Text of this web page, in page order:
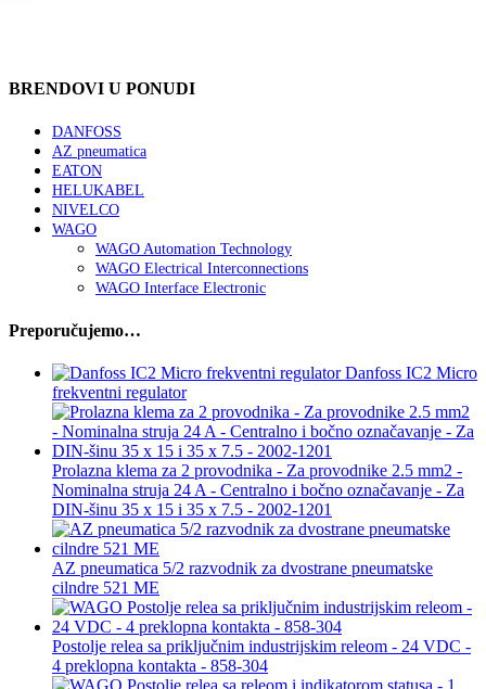
BRENDOVI U PONUDI
DANFOSS
AZ pneumatica
EATON
HELUKABEL
NIVELCO
WAGO
WAGO Automation Technology
WAGO Electrical Interconnections
WAGO Interface Electronic
Preporučujemo…
Danfoss IC2 Micro
frekventni regulator
Prolazna klema za 2 provodnika - Za provodnike 2.5 mm2 -
Nominalna struja 24 A - Centralno i bočno označavanje - Za
DIN-šinu 35 x 15 i 35 x 7.5 - 2002-1201
AZ pneumatica 5/2 razvodnik za dvostrane pneumatske
cilndre 521 ME
Postolje relea sa priključnim industrijskim releom - 24 VDC -
4 preklopna kontakta - 858-304